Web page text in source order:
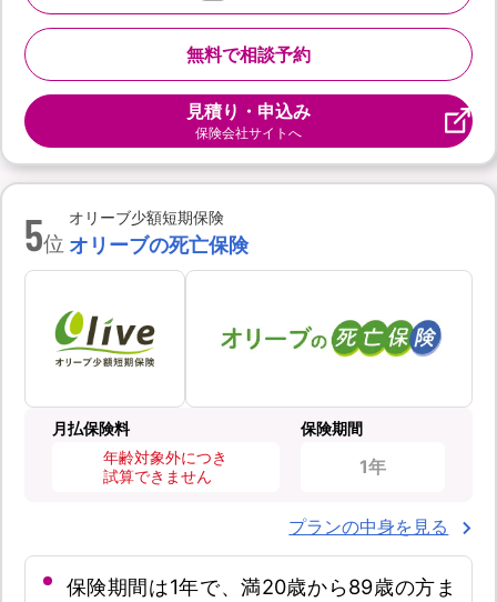
無料で相談予約
見積り・申込み
保険会社サイトへ
5位
オリーブ少額短期保険
オリーブの死亡保険
月払保険料
年齢対象外につき
試算できません
保険期間
1年
プランの中身を見る
保険期間は1年で、満20歳から89歳の方ま